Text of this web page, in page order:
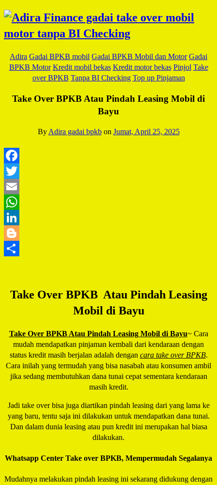
Adira Gadai BPKB mobil Gadai BPKB Mobil dan Motor Gadai
BPKB Motor Kredit mobil bekas Kredit motor bekas Pinjol Take
over BPKB Tanpa BI Checking Top up Pinjaman
Take Over BPKB Atau Pindah Leasing Mobil di
Bayu
By Adira gadai bpkb on Jumat, April 25, 2025
Take Over BPKB Atau Pindah Leasing
Mobil di Bayu
Take Over BPKB Atau Pindah Leasing Mobil di Bayu~ Cara
mudah mendapatkan pinjaman kembali dari kendaraan dengan
status kredit masih berjalan adalah dengan cara take over BPKB.
Cara inilah yang termudah yang bisa nasabah atau konsumen ambil
jika sedang membutuhkan dana tunai cepat sementara kendaraan
masih kredit.
Jadi take over bisa juga diartikan pindah leasing dari yang lama ke
yang baru, tentu saja ini dilakukan untuk mendapatkan dana tunai.
Dan dalam dunia leasing atau pun kredit ini merupakan hal biasa
dilakukan.
Whatsapp Center Take over BPKB, Mempermudah Segalanya
Mudahnya melakukan pindah leasing ini sekarang didukung dengan